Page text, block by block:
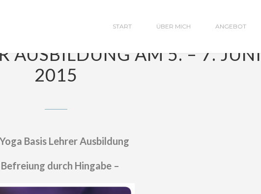
START ÜBER MICH ANGEBOT
AUSBILDUNG AM 5. – 7. JUNI
2015
Basis Lehrer Ausbildung
Befreiung durch Hingabe –